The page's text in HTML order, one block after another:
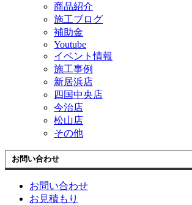
商品紹介
施工ブログ
補助金
Youtube
イベント情報
施工事例
新居浜店
四国中央店
今治店
松山店
その他
お問い合わせ
お問い合わせ
お見積もり